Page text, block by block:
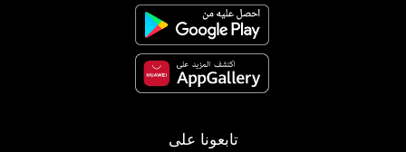
تابعونا على